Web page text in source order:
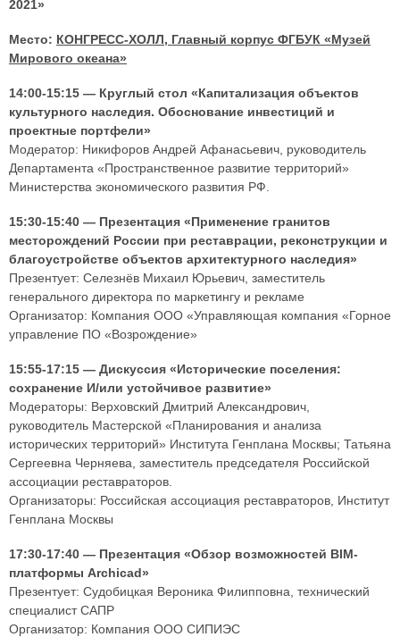
2021»
Место: КОНГРЕСС-ХОЛЛ, Главный корпус ФГБУК «Музей
Мирового океана»
14:00-15:15 — Круглый стол «Капитализация объектов
культурного наследия. Обоснование инвестиций и
проектные портфели»
Модератор: Никифоров Андрей Афанасьевич, руководитель
Департамента «Пространственное развитие территорий»
Министерства экономического развития РФ.
15:30-15:40 — Презентация «Применение гранитов
месторождений России при реставрации, реконструкции и
благоустройстве объектов архитектурного наследия»
Презентует: Селезнёв Михаил Юрьевич, заместитель
генерального директора по маркетингу и рекламе
Организатор: Компания ООО «Управляющая компания «Горное
управление ПО «Возрождение»
15:55-17:15 — Дискуссия «Исторические поселения:
сохранение И/или устойчивое развитие»
Модераторы: Верховский Дмитрий Александрович,
руководитель Мастерской «Планирования и анализа
исторических территорий» Института Генплана Москвы; Татьяна
Сергеевна Черняева, заместитель председателя Российской
ассоциации реставраторов.
Организаторы: Российская ассоциация реставраторов, Институт
Генплана Москвы
17:30-17:40 — Презентация «Обзор возможностей BIM-
платформы Archicad»
Презентует: Судобицкая Вероника Филипповна, технический
специалист САПР
Организатор: Компания ООО СИПИЭС